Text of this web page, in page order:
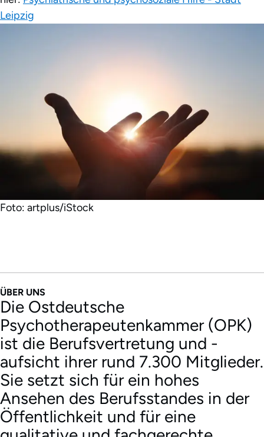
Leipzig
Foto: artplus/iStock
ÜBER UNS
Die Ostdeutsche
Psychotherapeutenkammer (OPK)
ist die Berufsvertretung und -
aufsicht ihrer rund 7.300 Mitglieder.
Sie setzt sich für ein hohes
Ansehen des Berufsstandes in der
Öffentlichkeit und für eine